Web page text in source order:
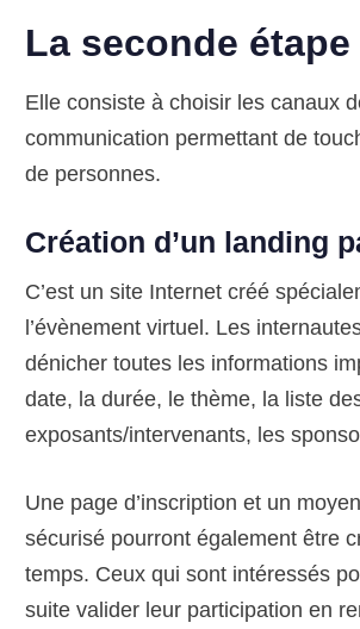
La seconde étape
Elle consiste à choisir les canaux
communication permettant de
de personnes.
Création d’un landing
C’est un site Internet créé
l’évènement virtuel. Les
dénicher toutes les informations
date, la durée, le thème, la liste
exposants/intervenants, les
Une page d’inscription et un
sécurisé pourront également être
temps. Ceux qui sont intéressés
suite valider leur participation en